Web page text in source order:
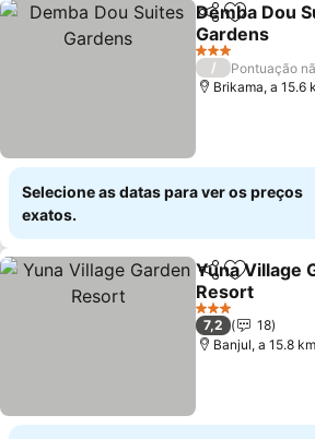
PartilharAdicionar
Demba Dou
Gardens
Ver preços
3 Estrelas
/
Pontuação
Brikama, a 15.6
Selecione as datas para ver os preços
exatos.
PartilharAdicionar
Yuna Village
Resort
Ver preços
3 Estrelas
7,2
18
Banjul, a 15.8